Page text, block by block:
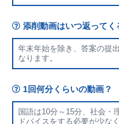
添削動画はいつ返ってく
年末年始を除き、答案の提
なります。
1回何分くらいの動画？
国語は10分～15分、社会・
ドバイスをする必要が少な